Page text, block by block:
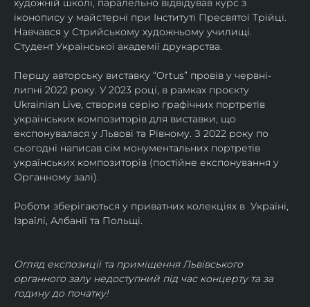
художній школі, паралельно відвідував курс з
іконопису у майстерні при Інституті Пресвятої Трійці.
Навчався у Стрийському художньому училищі.
Студент Української академії друкарства.
Першу авторську виставку “Ortus” провів у червні-
липні 2022 року. У 2023 році, в рамках проєкту
Ukrainian Live, створив серію графічних портретів
українських композиторів для виставки, що
експонувалася у Львові та Рівному. З 2022 року по
сьогодні написав сім монументальних портретів
українських композиторів (постійне експонування у
Органному залі).
Роботи зберігаються у приватних колекціях в  Україні,
Ізраїлі, Албанії та Польщі.
Огляд експозиції та приміщення Львівського
органного залу недоступний під час концерту та за
годину до початку!